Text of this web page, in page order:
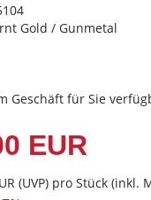
Gold / Gunmetal
Geschäft für Sie
EUR
(UVP) pro Stück (inkl.